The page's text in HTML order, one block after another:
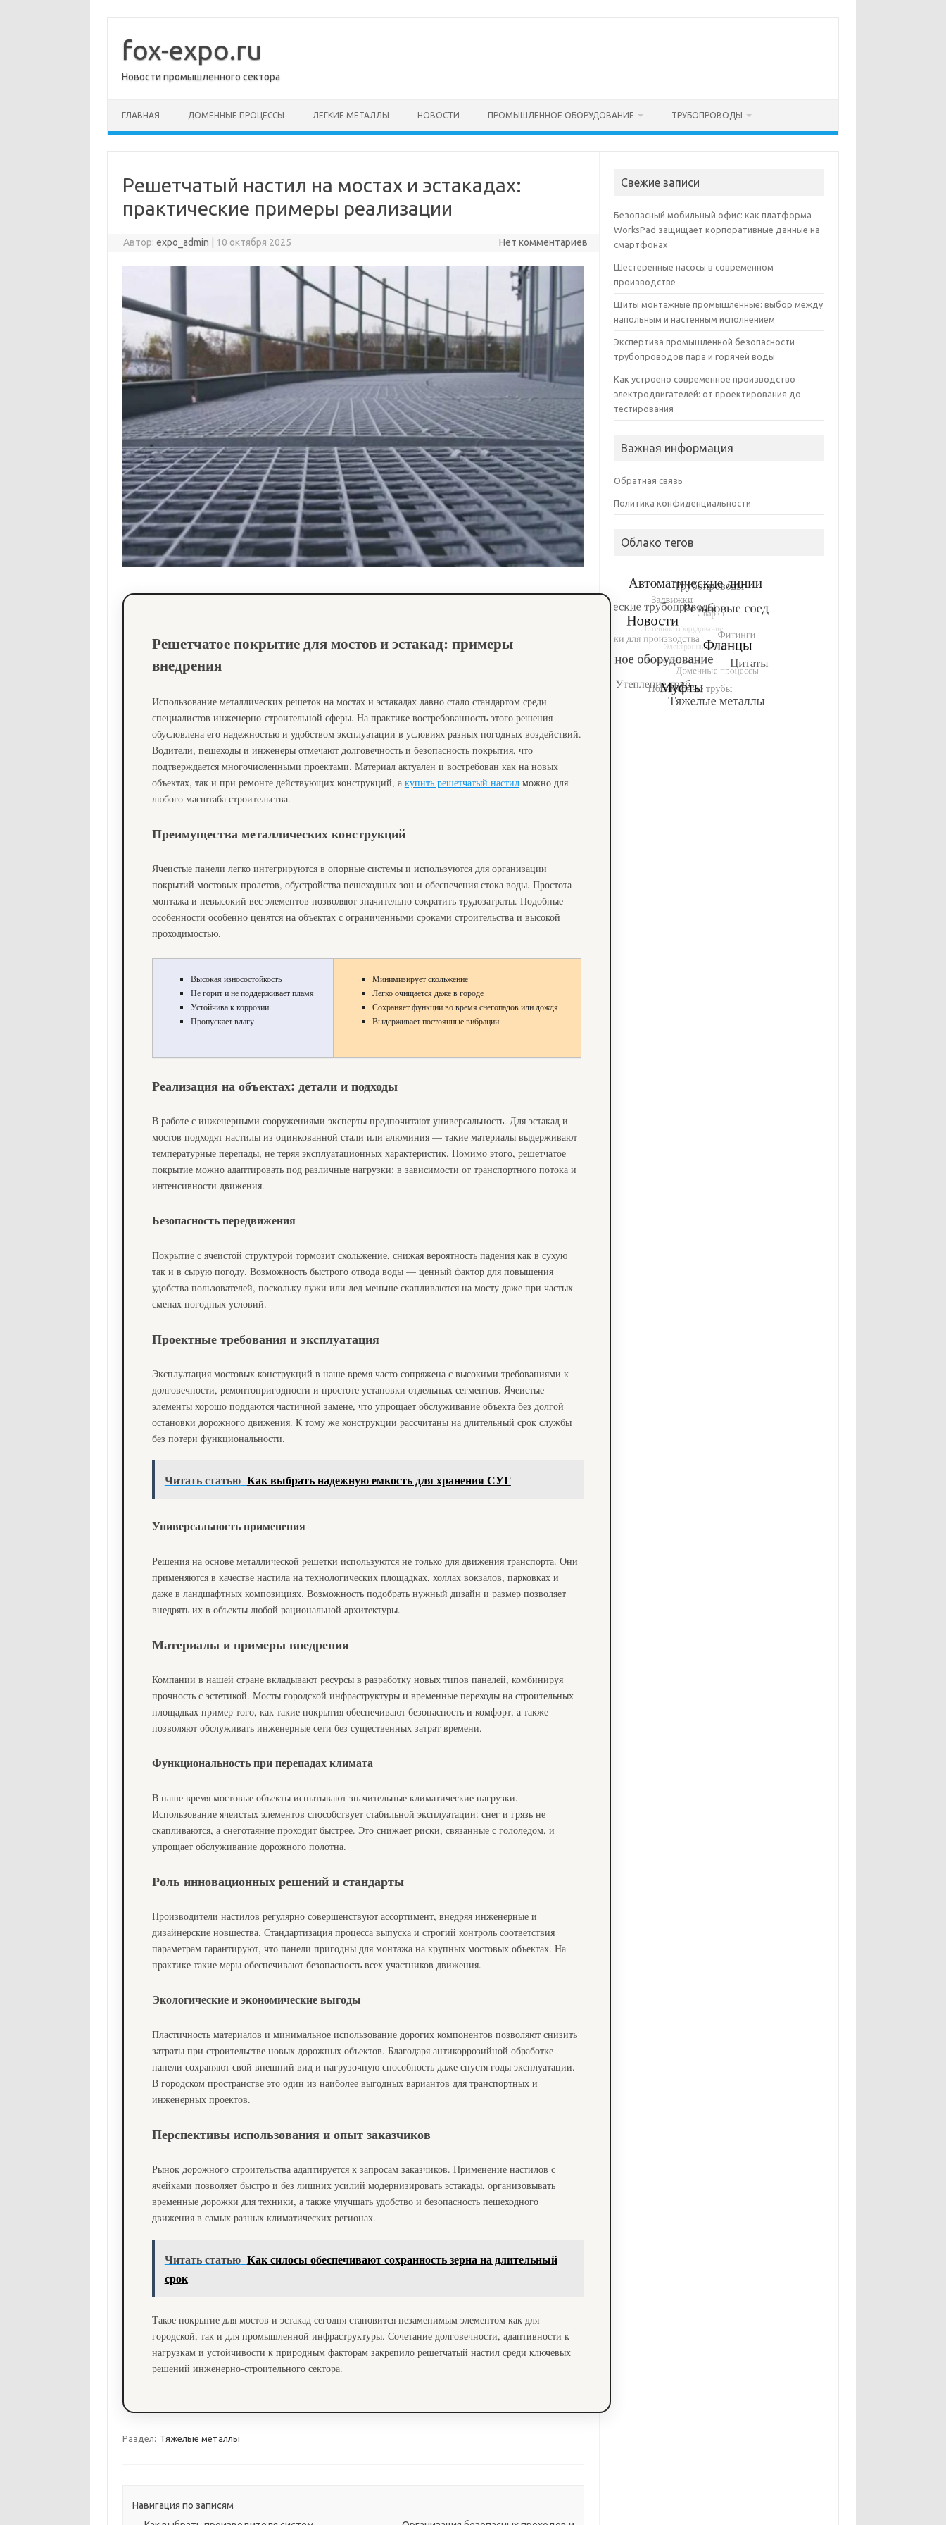
содержимому
fox-expo.ru
Новости промышленного сектора
ГЛАВНАЯ ДОМЕННЫЕ ПРОЦЕССЫ ЛЕГКИЕ МЕТАЛЛЫ НОВОСТИ ПРОМЫШЛЕННОЕ ОБОРУДОВАНИЕ ТРУБОПРОВОДЫ
Решетчатый настил на мостах и эстакадах:
практические примеры реализации
Автор:expo_admin 10 октября 2025 Нет комментариев
Решетчатое покрытие для мостов и эстакад: примеры
внедрения
Использование металлических решеток на мостах и эстакадах давно стало стандартом среди
специалистов инженерно-строительной сферы. На практике востребованность этого решения
обусловлена его надежностью и удобством эксплуатации в условиях разных погодных воздействий.
Водители, пешеходы и инженеры отмечают долговечность и безопасность покрытия, что
подтверждается многочисленными проектами. Материал актуален и востребован как на новых
объектах, так и при ремонте действующих конструкций, а купить решетчатый настилможно для
любого масштаба строительства.
Преимущества металлических конструкций
Ячеистые панели легко интегрируются в опорные системы и используются для организации
покрытий мостовых пролетов, обустройства пешеходных зон и обеспечения стока воды. Простота
монтажа и невысокий вес элементов позволяют значительно сократить трудозатраты. Подобные
особенности особенно ценятся на объектах с ограниченными сроками строительства и высокой
проходимостью.
Высокая износостойкость
Не горит и не поддерживает пламя
Устойчива к коррозии
Пропускает влагу
Минимизирует скольжение
Легко очищается даже в городе
Сохраняет функции во время снегопадов или дождя
Выдерживает постоянные вибрации
Реализация на объектах: детали и подходы
В работе с инженерными сооружениями эксперты предпочитают универсальность. Для эстакад и
мостов подходят настилы из оцинкованной стали или алюминия — такие материалы выдерживают
температурные перепады, не теряя эксплуатационных характеристик. Помимо этого, решетчатое
покрытие можно адаптировать под различные нагрузки: в зависимости от транспортного потока и
интенсивности движения.
Безопасность передвижения
Покрытие с ячеистой структурой тормозит скольжение, снижая вероятность падения как в сухую
так и в сырую погоду. Возможность быстрого отвода воды — ценный фактор для повышения
удобства пользователей, поскольку лужи или лед меньше скапливаются на мосту даже при частых
сменах погодных условий.
Проектные требования и эксплуатация
Эксплуатация мостовых конструкций в наше время часто сопряжена с высокими требованиями к
долговечности, ремонтопригодности и простоте установки отдельных сегментов. Ячеистые
элементы хорошо поддаются частичной замене, что упрощает обслуживание объекта без долгой
остановки дорожного движения. К тому же конструкции рассчитаны на длительный срок службы
без потери функциональности.
Читать статью Как выбрать надежную емкость для хранения СУГ
Универсальность применения
Решения на основе металлической решетки используются не только для движения транспорта. Они
применяются в качестве настила на технологических площадках, холлах вокзалов, парковках и
даже в ландшафтных композициях. Возможность подобрать нужный дизайн и размер позволяет
внедрять их в объекты любой рациональной архитектуры.
Материалы и примеры внедрения
Компании в нашей стране вкладывают ресурсы в разработку новых типов панелей, комбинируя
прочность с эстетикой. Мосты городской инфраструктуры и временные переходы на строительных
площадках пример того, как такие покрытия обеспечивают безопасность и комфорт, а также
позволяют обслуживать инженерные сети без существенных затрат времени.
Функциональность при перепадах климата
В наше время мостовые объекты испытывают значительные климатические нагрузки.
Использование ячеистых элементов способствует стабильной эксплуатации: снег и грязь не
скапливаются, а снеготаяние проходит быстрее. Это снижает риски, связанные с гололедом, и
упрощает обслуживание дорожного полотна.
Роль инновационных решений и стандарты
Производители настилов регулярно совершенствуют ассортимент, внедряя инженерные и
дизайнерские новшества. Стандартизация процесса выпуска и строгий контроль соответствия
параметрам гарантируют, что панели пригодны для монтажа на крупных мостовых объектах. На
практике такие меры обеспечивают безопасность всех участников движения.
Экологические и экономические выгоды
Пластичность материалов и минимальное использование дорогих компонентов позволяют снизить
затраты при строительстве новых дорожных объектов. Благодаря антикоррозийной обработке
панели сохраняют свой внешний вид и нагрузочную способность даже спустя годы эксплуатации.
В городском пространстве это один из наиболее выгодных вариантов для транспортных и
инженерных проектов.
Перспективы использования и опыт заказчиков
Рынок дорожного строительства адаптируется к запросам заказчиков. Применение настилов с
ячейками позволяет быстро и без лишних усилий модернизировать эстакады, организовывать
временные дорожки для техники, а также улучшать удобство и безопасность пешеходного
движения в самых разных климатических регионах.
Читать статью Как силосы обеспечивают сохранность зерна на длительный
срок
Такое покрытие для мостов и эстакад сегодня становится незаменимым элементом как для
городской, так и для промышленной инфраструктуры. Сочетание долговечности, адаптивности к
нагрузкам и устойчивости к природным факторам закрепило решетчатый настил среди ключевых
решений инженерно-строительного сектора.
Раздел: Тяжелые металлы
Навигация по записям
Свежие записи
Безопасный мобильный офис: как платформа
WorksPad защищает корпоративные данные на
смартфонах
Шестеренные насосы в современном
производстве
Щиты монтажные промышленные: выбор между
напольным и настенным исполнением
Экспертиза промышленной безопасности
трубопроводов пара и горячей воды
Как устроено современное производство
электродвигателей: от проектирования до
тестирования
Важная информация
Обратная связь
Политика конфиденциальности
Облако тегов